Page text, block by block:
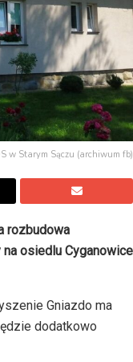
w Starym Sączu (archiwum fb)
rozbudowa
osiedlu Cyganowice
Gniazdo ma
dodatkowo